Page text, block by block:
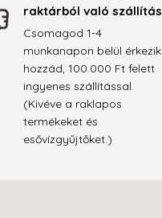
raktárból való szállítás
Csomagod 1-4
munkanapon belül érkezik
hozzád, 100.000 Ft felett
ingyenes szállítással.
(Kivéve a raklapos
termékeket és
esővízgyűjtőket.)